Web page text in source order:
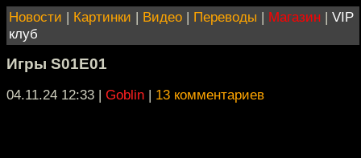
Новости | Картинки | Видео | Переводы | Магазин | VIP
клуб
Игры S01E01
04.11.24 12:33 | Goblin | 13 комментариев